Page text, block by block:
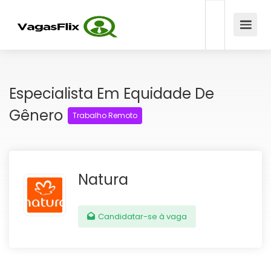
Especialista Em Equidade De
Gênero
Trabalho Remoto
Natura
Candidatar-se à vaga